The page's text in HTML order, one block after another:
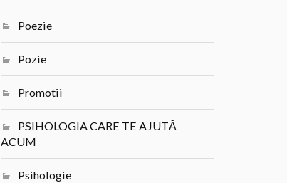
Poezie
Pozie
Promotii
PSIHOLOGIA CARE TE AJUTĂ
ACUM
Psihologie